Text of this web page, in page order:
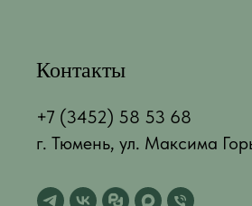
Контакты
+7 (3452) 58 53 68
г. Тюмень, ул. Максима